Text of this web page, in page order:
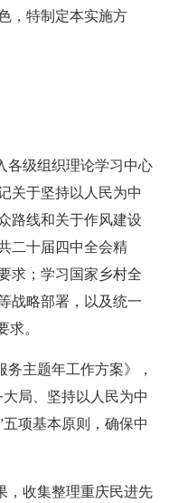
，特制定本实施方
各级组织理论学习中心
关于坚持以人民为中
路线和关于作风建设
二十届四中全会精
求；学习国家乡村全
战略部署，以及统一
求。
务主题年工作方案》，
局、坚持以人民为中
项基本原则，确保中
，收集整理重庆民进先